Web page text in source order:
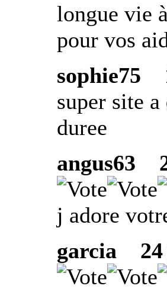
longue vie
pour vos
sophie75
super site
duree
angus63
j adore
garcia
24